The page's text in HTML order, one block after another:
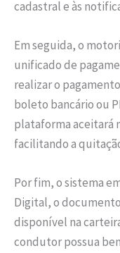
cadastral e às
Em seguida, o
unificado de
realizar o
boleto bancário ou
plataforma aceitará
facilitando a
Por fim, o sistema
Digital, o
disponível na
condutor possua